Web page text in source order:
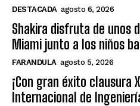
DESTACADA agosto 6, 2026
Shakira disfruta de unos
Miami junto a los niños
FARANDULA agosto 5, 2026
¡Con gran éxito clausura
Internacional de